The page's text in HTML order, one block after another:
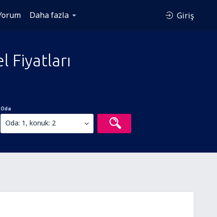
Daha fazla Giriş
Fiyatları
Oda
Oda: 1, konuk: 2